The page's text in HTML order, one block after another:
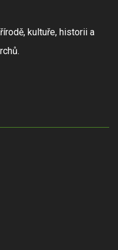
kultuře, historii a